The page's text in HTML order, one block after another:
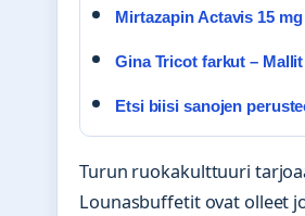
Mirtazapin Actavis 15
Gina Tricot farkut –
Etsi biisi sanojen
Turun ruokakulttuuri
Lounasbuffetit ovat olleet